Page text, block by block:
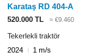
Karataş RD 404-A
520.000 TL
≈ €9.460
Tekerlekli traktör
2024
1 m/s